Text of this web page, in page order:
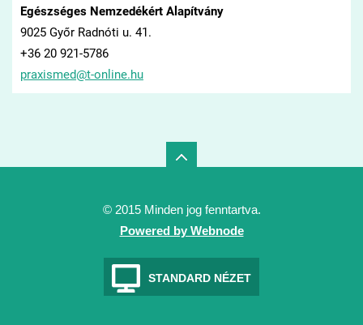
Egészséges Nemzedékért Alapítvány
9025 Győr Radnóti u. 41.
+36 20 921-5786
praxismed@t-online.hu
© 2015 Minden jog fenntartva.
Powered by Webnode
STANDARD NÉZET